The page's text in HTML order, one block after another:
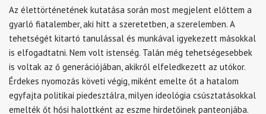
Az élettörténetének kutatása során most megjelent előttem a
gyarló fiatalember, aki hitt a szeretetben, a szerelemben. A
tehetségét kitartó tanulással és munkával igyekezett másokkal
is elfogadtatni. Nem volt istenség. Talán még tehetségesebbek
is voltak az ő generációjában, akikről elfeledkezett az utókor.
Érdekes nyomozás követi végig, miként emelte őt a hatalom
egyfajta politikai piedesztálra, milyen ideológia csúsztatásokkal
emelték őt hősi halottként az eszme hirdetőinek panteonjába.